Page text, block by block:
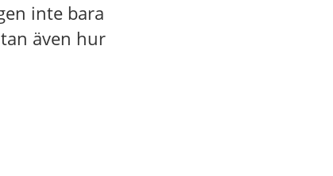
inte bara
även hur